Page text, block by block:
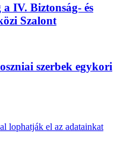
IV. Biztonság- és
Szalont
szerbek egykori